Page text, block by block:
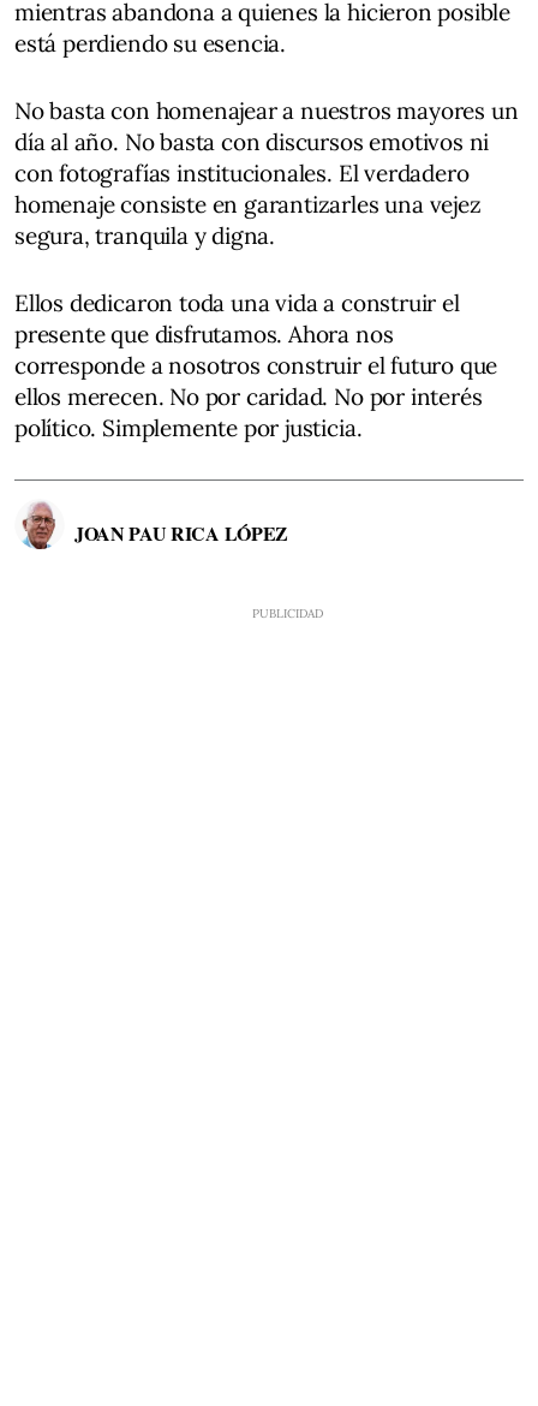
mientras abandona a quienes la hicieron posible
está perdiendo su esencia.
No basta con homenajear a nuestros mayores un
día al año. No basta con discursos emotivos ni
con fotografías institucionales. El verdadero
homenaje consiste en garantizarles una vejez
segura, tranquila y digna.
Ellos dedicaron toda una vida a construir el
presente que disfrutamos. Ahora nos
corresponde a nosotros construir el futuro que
ellos merecen. No por caridad. No por interés
político. Simplemente por justicia.
JOAN PAU RICA LÓPEZ